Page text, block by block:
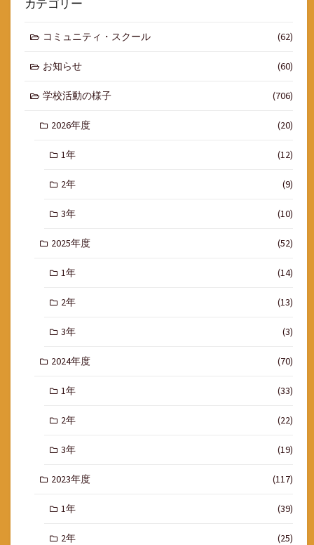
カテゴリー
コミュニティ・スクール (62)
お知らせ (60)
学校活動の様子 (706)
2026年度 (20)
1年 (12)
2年 (9)
3年 (10)
2025年度 (52)
1年 (14)
2年 (13)
3年 (3)
2024年度 (70)
1年 (33)
2年 (22)
3年 (19)
2023年度 (117)
1年 (39)
2年 (25)